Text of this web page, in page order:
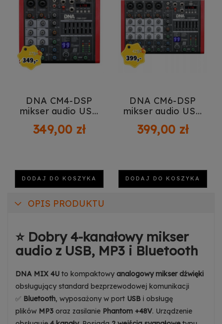
OPIS PRODUKTU
⭐ Dobry 4-kanałowy mikser
audio z USB, MP3 i Bluetooth
DNA MIX 4U to kompaktowy analogowy mikser dźwięki
obsługujący standard bezprzewodowej komunikacji
✅ Bluetooth, wyposażony w port USB i obsługę
plików MP3 oraz zasilanie Phantom +48V. Urządzenie
DNA CM4-DSP
mikser audio USB
MP3 Bluetooth
Phantom
349,00 zł
DODAJ DO KOSZYKA
DNA CM6-DSP
mikser audio USB
MP3 Bluetooth
Phantom
399,00 zł
DODAJ DO KOSZYKA